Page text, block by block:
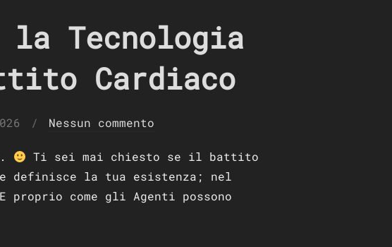
Tecnologia
Cardiaco
Nessun commento
Ti sei mai chiesto se il battito
definisce la tua esistenza; nel
proprio come gli Agenti possono